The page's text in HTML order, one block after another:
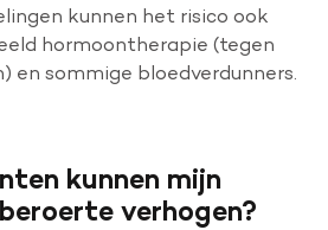
kunnen het risico ook
hormoontherapie (tegen
en sommige bloedverdunners.
kunnen mijn
verhogen?